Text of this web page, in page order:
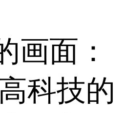
画面：
科技的